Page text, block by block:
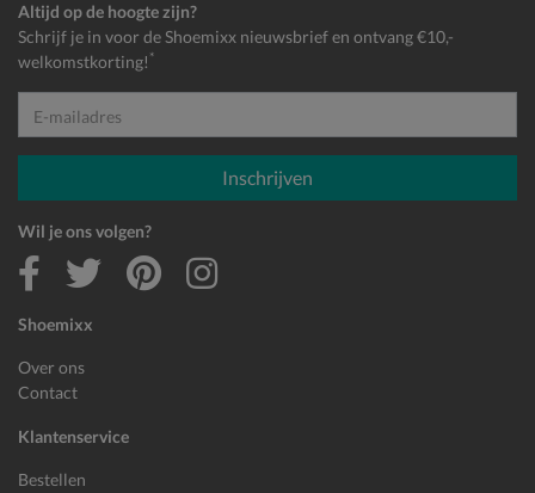
Shoemixx
Over ons
Contact
Klantenservice
Bestellen
Altijd op de hoogte zijn?
Schrijf je in voor de Shoemixx nieuwsbrief en ontvang €10,-
welkomstkorting! *
E-mailadres
Inschrijven
Wil je ons volgen?